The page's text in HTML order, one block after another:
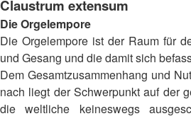
Claustrum extensum
Die Orgelempore
Die Orgelempore ist der Raum für
und Gesang und die damit sich
Dem Gesamtzusammenhang und
nach liegt der Schwerpunkt auf der
die weltliche keineswegs